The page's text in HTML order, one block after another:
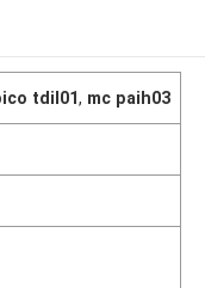
tdil01, mc paih03